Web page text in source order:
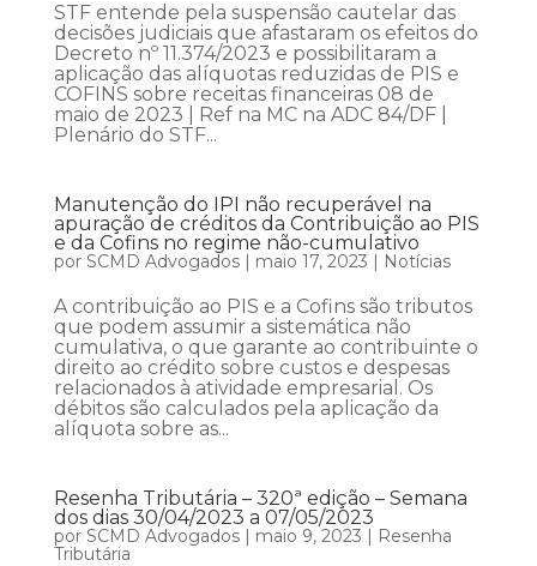
STF entende pela suspensão cautelar das
decisões judiciais que afastaram os efeitos do
Decreto nº 11.374/2023 e possibilitaram a
aplicação das alíquotas reduzidas de PIS e
COFINS sobre receitas financeiras 08 de
maio de 2023 | Ref na MC na ADC 84/DF |
Plenário do STF...
Manutenção do IPI não recuperável na
apuração de créditos da Contribuição ao PIS
e da Cofins no regime não-cumulativo
por SCMD Advogados| maio 17, 2023 | Notícias
A contribuição ao PIS e a Cofins são tributos
que podem assumir a sistemática não
cumulativa, o que garante ao contribuinte o
direito ao crédito sobre custos e despesas
relacionados à atividade empresarial. Os
débitos são calculados pela aplicação da
alíquota sobre as...
Resenha Tributária – 320ª edição – Semana
dos dias 30/04/2023 a 07/05/2023
por SCMD Advogados| maio 9, 2023 | Resenha
Tributária